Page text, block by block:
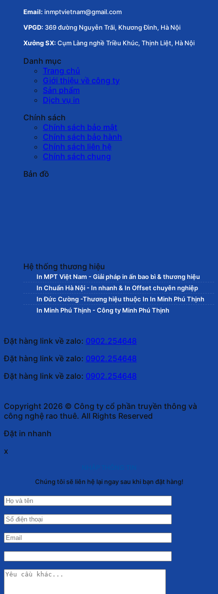
Email: inmptvietnam@gmail.com
VPGD: 369 đường Nguyễn Trãi, Khương Đình, Hà Nội
Xưởng SX: Cụm Làng nghề Triều Khúc, Thịnh Liệt, Hà Nội
Danh mục
Trang chủ
Giới thiệu về công ty
Sản phẩm
Dịch vụ in
Chính sách
Chính sách bảo mật
Chính sách bảo hành
Chính sách liên hệ
Chính sách chung
Bản đồ
Hệ thống thương hiệu
In MPT Việt Nam - Giải pháp in ấn bao bì & thương hiệu
In Chuẩn Hà Nội - In nhanh & In Offset chuyên nghiệp
In Đức Cường -Thương hiệu thuộc In In Minh Phú Thịnh
In Minh Phú Thịnh - Công ty Minh Phú Thịnh
Đặt hàng link về zalo: 0902.254648
Đặt hàng link về zalo: 0902.254648
Đặt hàng link về zalo: 0902.254648
Copyright 2026 © Công ty cổ phần truyền thông và
công nghệ rao thuê. All Rights Reserved
Đặt in nhanh
x
Chúng tôi sẽ liên hệ lại ngay sau khi bạn đặt hàng!